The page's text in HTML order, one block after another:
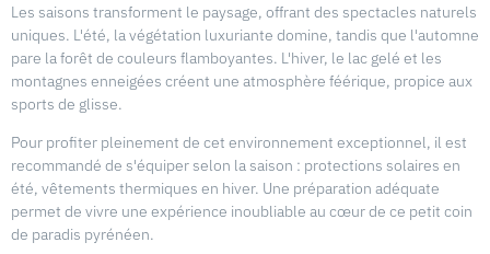
Les saisons transforment le paysage, offrant des spectacles naturels
uniques. L'été, la végétation luxuriante domine, tandis que l'automne
pare la forêt de couleurs flamboyantes. L'hiver, le lac gelé et les
montagnes enneigées créent une atmosphère féérique, propice aux
sports de glisse.
Pour profiter pleinement de cet environnement exceptionnel, il est
recommandé de s'équiper selon la saison : protections solaires en
été, vêtements thermiques en hiver. Une préparation adéquate
permet de vivre une expérience inoubliable au cœur de ce petit coin
de paradis pyrénéen.